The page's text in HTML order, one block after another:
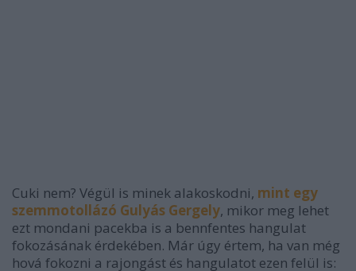
Cuki nem? Végül is minek alakoskodni, mint egy
szemmotollázó Gulyás Gergely, mikor meg lehet
ezt mondani pacekba is a bennfentes hangulat
fokozásának érdekében. Már úgy értem, ha van még
hová fokozni a rajongást és hangulatot ezen felül is: